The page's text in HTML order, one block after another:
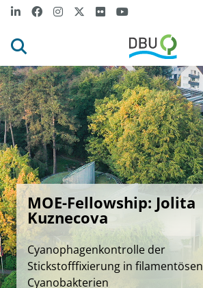
MOE-Fellowship: Jolita
Kuznecova
Cyanophagenkontrolle der
Stickstofffixierung in filamentösen
Cyanobakterien